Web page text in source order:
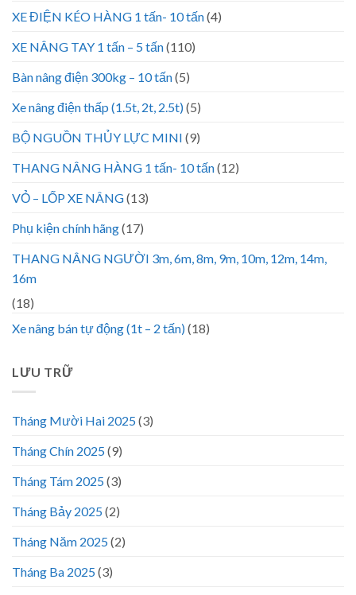
XE ĐIỆN KÉO HÀNG 1 tấn- 10 tấn(4)
XE NÂNG TAY 1 tấn – 5 tấn(110)
Bàn nâng điện 300kg – 10 tấn(5)
Xe nâng điện thấp (1.5t, 2t, 2.5t)(5)
BỘ NGUỒN THỦY LỰC MINI (9)
THANG NÂNG HÀNG 1 tấn- 10 tấn(12)
VỎ – LỐP XE NÂNG(13)
Phụ kiện chính hãng(17)
THANG NÂNG NGƯỜI 3m, 6m, 8m, 9m, 10m, 12m, 14m,
16m
(18)
Xe nâng bán tự động (1t – 2 tấn)(18)
LƯU TRỮ
Tháng Mười Hai 2025(3)
Tháng Chín 2025(9)
Tháng Tám 2025(3)
Tháng Bảy 2025(2)
Tháng Năm 2025(2)
Tháng Ba 2025(3)